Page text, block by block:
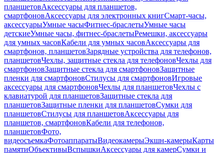
планшетовАксессуары для планшетов,
смартфоновАксессуары для электронных книгСмарт-часы,
аксессуарыУмные часыФитнес-браслетыУмные часы
детскиеУмные часы, фитнес-браслетыРемешки, аксессуары
для умных часовКабели для умных часовАксессуары для
смартфонов, планшетовЗарядные устройства для телефонов,
планшетовЧехлы, защитные стекла для телефоновЧехлы для
смартфоновЗащитные стекла для смартфоновЗащитные
пленки для смартфоновСтилусы для смартфоновИгровые
аксессуары для смартфоновЧехлы для планшетовЧехлы с
клавиатурой для планшетовЗащитные стекла для
планшетовЗащитные пленки для планшетовСумки для
планшетовСтилусы для планшетовАксессуары для
планшетов, смартфоновКабели для телефонов,
планшетовФото,
видеосъемкаФотоаппаратыВидеокамерыЭкшн-камерыКарты
памятиОбъективыВспышкиАксессуары для камерСумки и